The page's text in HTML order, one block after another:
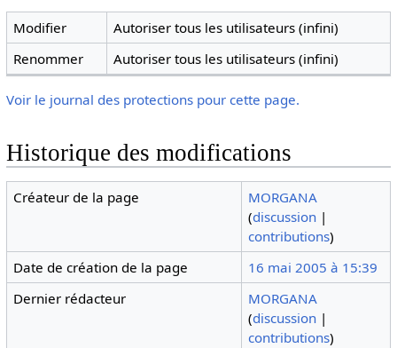
Modifier
Autoriser tous les utilisateurs (infini)
Renommer
Autoriser tous les utilisateurs (infini)
Voir le journal des protections pour cette page.
Historique des modifications
Créateur de la page
MORGANA
(discussion |
contributions)
Date de création de la page
16 mai 2005 à 15:39
Dernier rédacteur
MORGANA
(discussion |
contributions)